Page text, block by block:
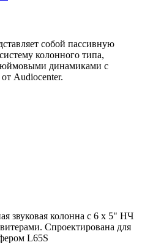
собой пассивную
колонного типа,
динамиками с
Audiocenter.
звуковая колонна с 6 х 5" НЧ
Спроектирована для
L65S